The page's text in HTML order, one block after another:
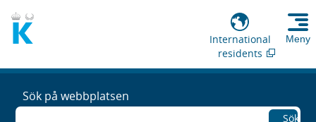
International
residents
Meny
Sök på webbplatsen
Sök